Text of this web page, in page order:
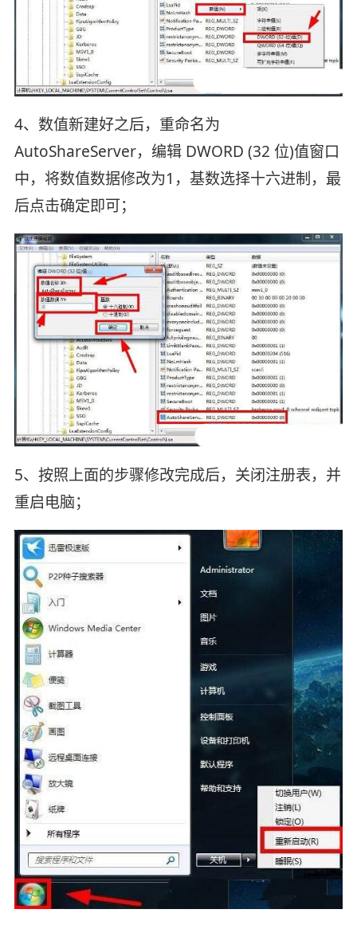
4、数值新建好之后，重命名为
AutoShareServer，编辑 DWORD (32 位)值窗口
中，将数值数据修改为1，基数选择十六进制，最
后点击确定即可；
5、按照上面的步骤修改完成后，关闭注册表，并
重启电脑；